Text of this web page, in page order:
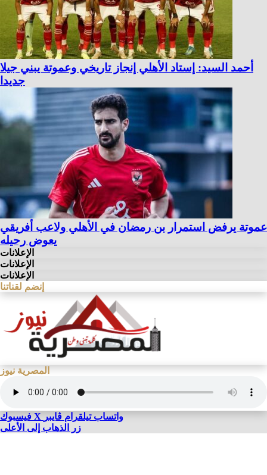
أحمد السيد: إستاد الأهلي إنجاز تاريخي وعموتة يبني جيلا
جديدا
عموتة يرفض استمرار بن رمضان في الأهلي ولاعب أفريقي
يعوض رحيله
الإعلانات
الإعلانات
الإعلانات
إنضم لقناتنا
المصرية نيوز
فيسبوك X واتساب تيلقرام ڤايبر
زر الذهاب إلى الأعلى